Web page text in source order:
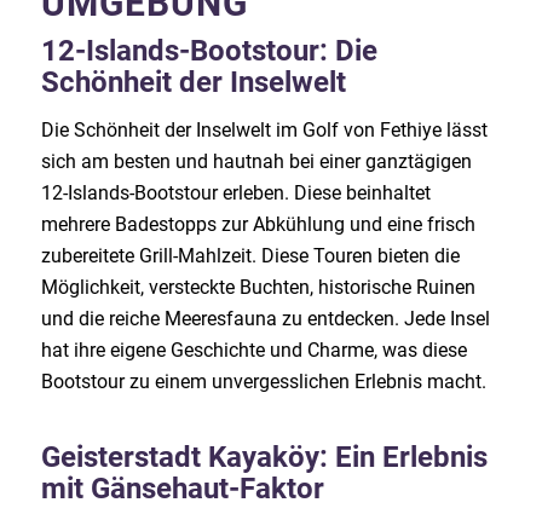
12-Islands-Bootstour: Die
Schönheit der Inselwelt
Die Schönheit der Inselwelt im Golf von Fethiye lässt
sich am besten und hautnah bei einer ganztägigen
12-Islands-Bootstour erleben. Diese beinhaltet
mehrere Badestopps zur Abkühlung und eine frisch
zubereitete Grill-Mahlzeit. Diese Touren bieten die
Möglichkeit, versteckte Buchten, historische Ruinen
und die reiche Meeresfauna zu entdecken. Jede Insel
hat ihre eigene Geschichte und Charme, was diese
Bootstour zu einem unvergesslichen Erlebnis macht.
Geisterstadt Kayaköy: Ein Erlebnis
mit Gänsehaut-Faktor